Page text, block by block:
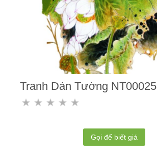
Tranh Dán Tường NT00025
Gọi để biết giá